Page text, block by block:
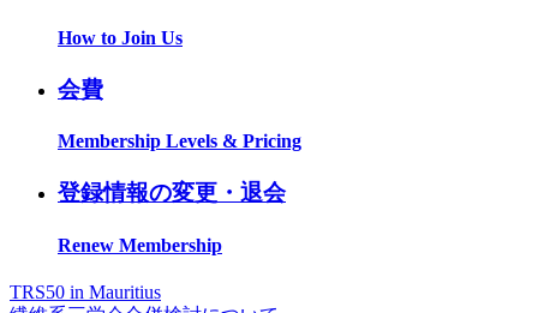
How to Join Us
会費
Membership Levels & Pricing
登録情報の変更・退会
Renew Membership
TRS50 in Mauritius